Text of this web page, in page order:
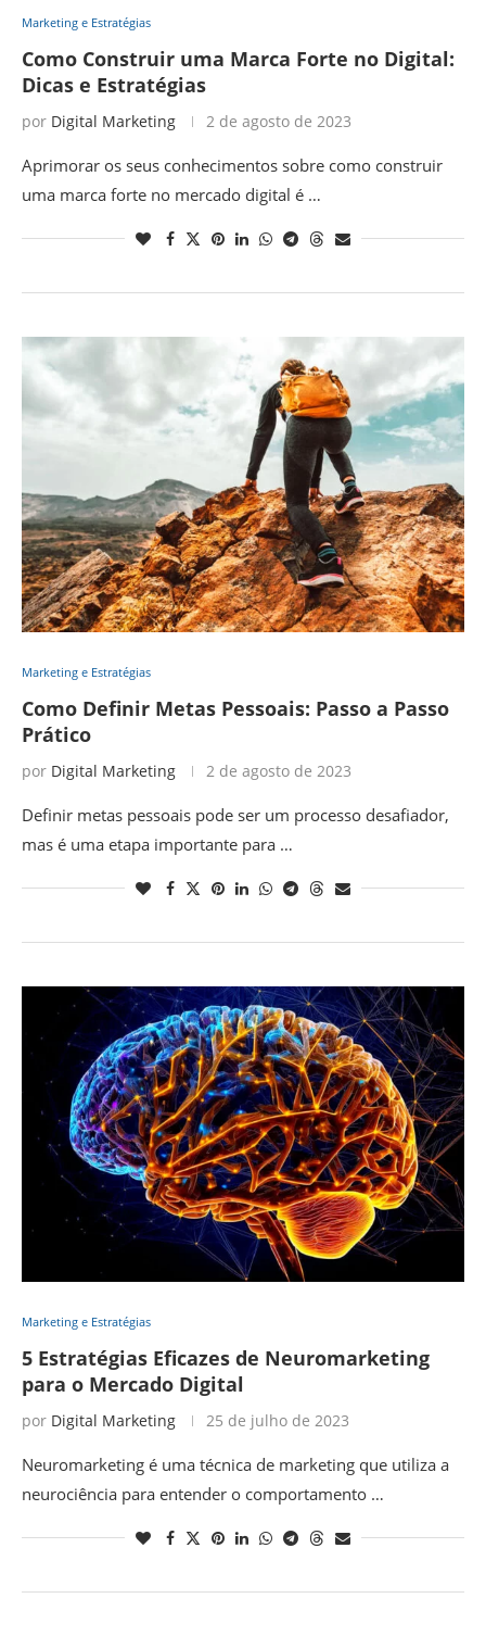
Marketing e Estratégias
Como Construir uma Marca Forte no Digital:
Dicas e Estratégias
por Digital Marketing 2 de agosto de 2023
Aprimorar os seus conhecimentos sobre como construir
uma marca forte no mercado digital é …
Marketing e Estratégias
Como Definir Metas Pessoais: Passo a Passo
Prático
por Digital Marketing 2 de agosto de 2023
Definir metas pessoais pode ser um processo desafiador,
mas é uma etapa importante para …
Marketing e Estratégias
5 Estratégias Eficazes de Neuromarketing
para o Mercado Digital
por Digital Marketing 25 de julho de 2023
Neuromarketing é uma técnica de marketing que utiliza a
neurociência para entender o comportamento …